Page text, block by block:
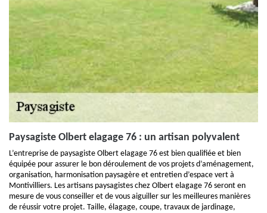
Paysagiste Olbert elagage 76 : un artisan polyvalent
L’entreprise de paysagiste Olbert elagage 76 est bien qualifiée et bien
équipée pour assurer le bon déroulement de vos projets d’aménagement,
organisation, harmonisation paysagère et entretien d’espace vert à
Montivilliers. Les artisans paysagistes chez Olbert elagage 76 seront en
mesure de vous conseiller et de vous aiguiller sur les meilleures manières
de réussir votre projet. Taille, élagage, coupe, travaux de jardinage,